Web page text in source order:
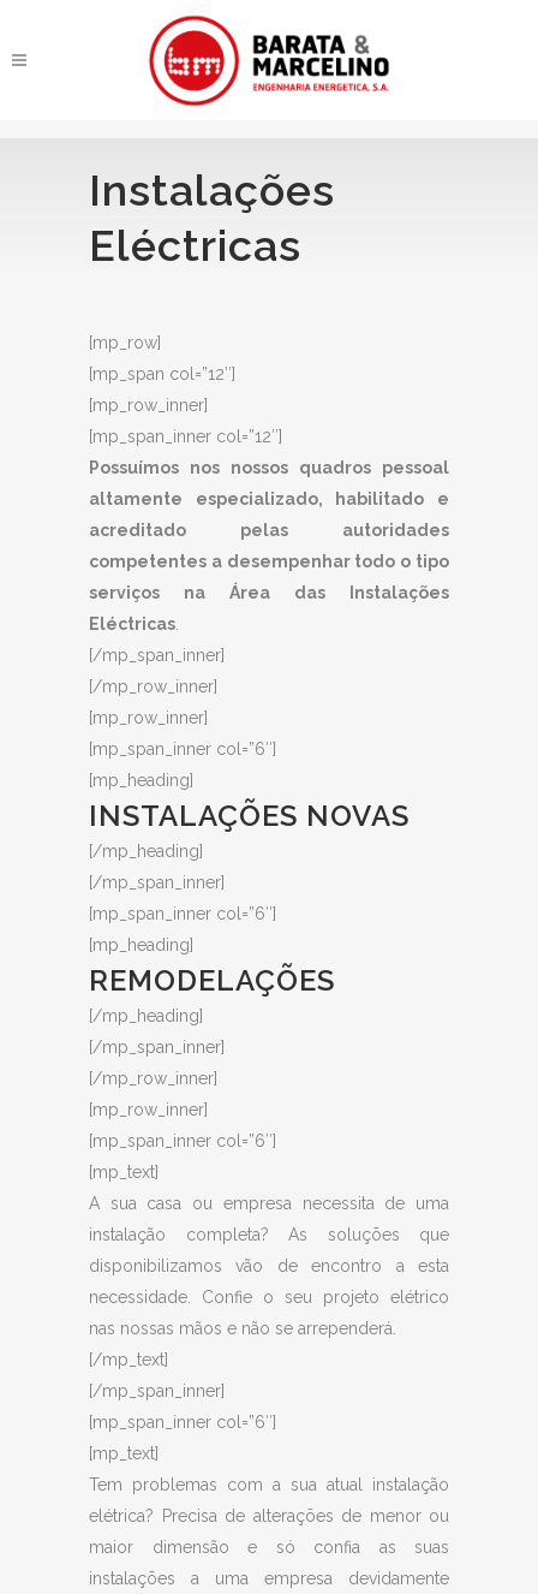
Instalações
Eléctricas
[mp_row]
[mp_span col=”12″]
[mp_row_inner]
[mp_span_inner col=”12″]
Possuímos nos nossos quadros pessoal
altamente especializado, habilitado e
acreditado pelas autoridades
competentes a desempenhar todo o tipo
serviços na Área das Instalações
Eléctricas
[/mp_span_inner]
[/mp_row_inner]
[mp_row_inner]
[mp_span_inner col=”6″]
[mp_heading]
INSTALAÇÕES NOVAS
[/mp_heading]
[/mp_span_inner]
[mp_span_inner col=”6″]
[mp_heading]
REMODELAÇÕES
[/mp_heading]
[/mp_span_inner]
[/mp_row_inner]
[mp_row_inner]
[mp_span_inner col=”6″]
[mp_text]
A sua casa ou empresa necessita de uma
instalação completa? As soluções que
disponibilizamos vão de encontro a esta
necessidade. Confie o seu projeto elétrico
nas nossas mãos e não se arrependerá.
[/mp_text]
[/mp_span_inner]
[mp_span_inner col=”6″]
[mp_text]
Tem problemas com a sua atual instalação
elétrica? Precisa de alterações de menor ou
maior dimensão e só confia as suas
instalações a uma empresa devidamente